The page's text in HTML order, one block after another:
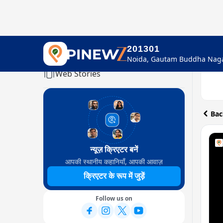
201301
Home
Web Stories
न्यूज़ क्रिएटर बनें
आपकी स्थानीय कहानियाँ, आपकी आवाज़
क्रिएटर के रूप में जुड़ें
Follow us on